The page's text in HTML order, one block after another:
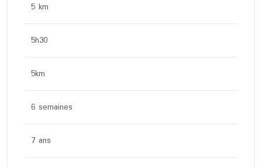
5 km
5h30
5km
6 semaines
7 ans